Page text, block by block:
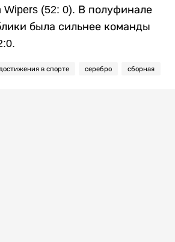
Wipers (52: 0). В полуфинале
была сильнее команды
достижения в спорте серебро сборная